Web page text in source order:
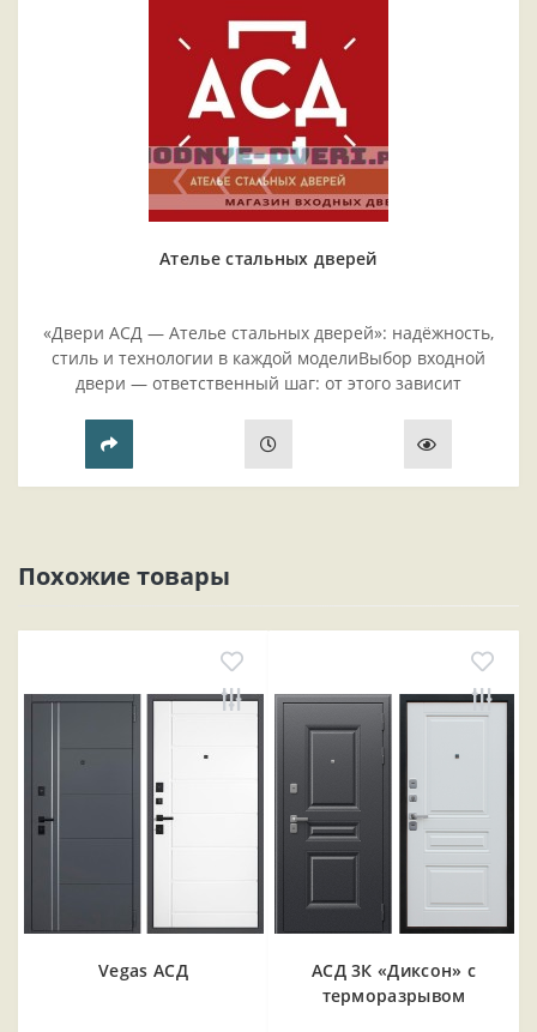
Ателье стальных дверей
«Двери АСД — Ателье стальных дверей»: надёжность,
стиль и технологии в каждой моделиВыбор входной
двери — ответственный шаг: от этого зависит
прихожей..
Похожие товары
Vegas АСД
АСД 3К «Диксон» с
терморазрывом